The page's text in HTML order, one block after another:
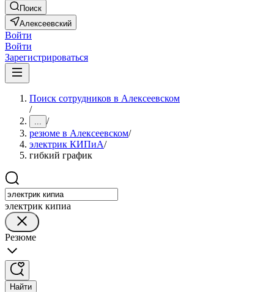
Поиск
Алексеевский
Войти
Войти
Зарегистрироваться
Поиск сотрудников в Алексеевском
/
... /
резюме в Алексеевском/
электрик КИПиА/
гибкий график
электрик кипиа
Резюме
Найти